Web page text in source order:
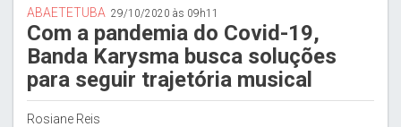
ABAETETUBA 29/10/2020 às 09h11
Com a pandemia do Covid-19,
Banda Karysma busca soluções
para seguir trajetória musical
Rosiane Reis